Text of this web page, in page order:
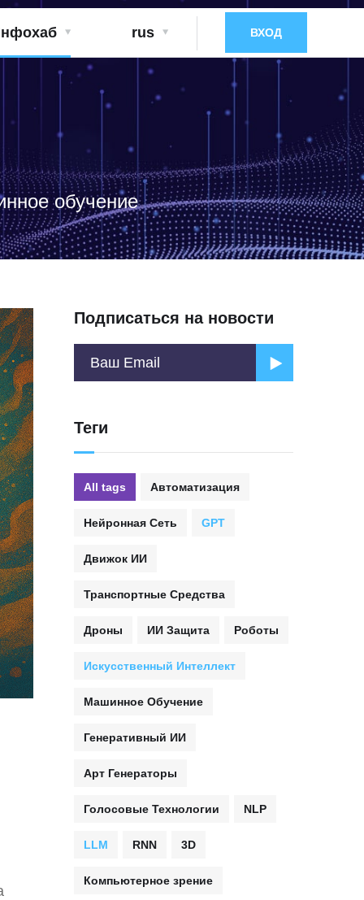
rus ВХОД
обучение
Подписаться на новости
Теги
All tags Автоматизация
Нейронная Сеть GPT
Движок ИИ
Транспортные Средства
Дроны ИИ Защита Роботы
Искусственный Интеллект
Машинное Обучение
Генеративный ИИ
Арт Генераторы
Голосовые Технологии NLP
LLM RNN 3D
Компьютерное зрение